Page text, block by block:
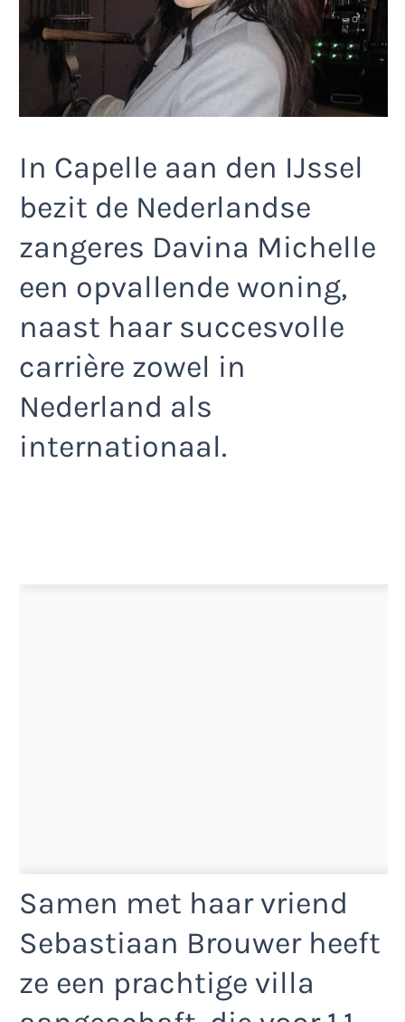
In Capelle aan den IJssel
bezit de Nederlandse
zangeres Davina Michelle
een opvallende woning,
naast haar succesvolle
carrière zowel in
Nederland als
internationaal.
Samen met haar vriend
Sebastiaan Brouwer heeft
ze een prachtige villa